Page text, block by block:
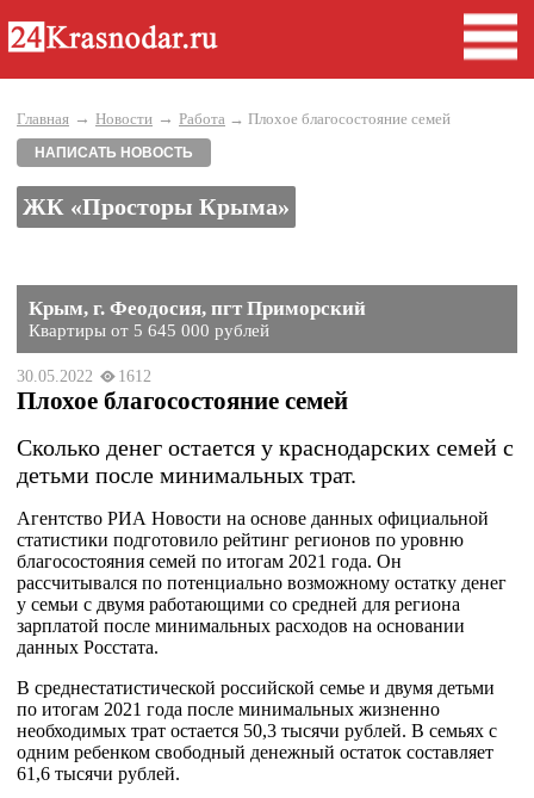
Главная → Новости → Работа → Плохое благосостояние семей
НАПИСАТЬ НОВОСТЬ
ЖК «Просторы Крыма»
Крым, г. Феодосия, пгт Приморский
Квартиры от 5 645 000 рублей
30.05.2022 1612
Плохое благосостояние семей
Сколько денег остается у краснодарских семей с
детьми после минимальных трат.
Агентство РИА Новости на основе данных официальной
статистики подготовило рейтинг регионов по уровню
благосостояния семей по итогам 2021 года. Он
рассчитывался по потенциально возможному остатку денег
у семьи с двумя работающими со средней для региона
зарплатой после минимальных расходов на основании
данных Росстата.
В среднестатистической российской семье и двумя детьми
по итогам 2021 года после минимальных жизненно
необходимых трат остается 50,3 тысячи рублей. В семьях с
одним ребенком свободный денежный остаток составляет
61,6 тысячи рублей.